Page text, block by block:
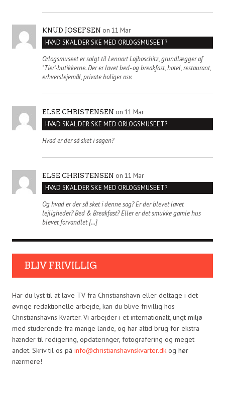
KNUD JOSEFSEN on 11 Mar
HVAD SKAL DER SKE MED ORLOGSMUSEET?
Orlogsmuseet er solgt til Lennart Lajboschitz, grundlægger af
"Tier"-butikkerne. Der er lavet bed- og breakfast, hotel, restaurant,
erhverslejemål, private boliger osv.
ELSE CHRISTENSEN on 11 Mar
HVAD SKAL DER SKE MED ORLOGSMUSEET?
Hvad er der så sket i sagen?
ELSE CHRISTENSEN on 11 Mar
HVAD SKAL DER SKE MED ORLOGSMUSEET?
Og hvad er der så sket i denne sag? Er der blevet lavet
lejligheder? Bed & Breakfast? Eller er det smukke gamle hus
blevet forvandlet […]
BLIV FRIVILLIG
Har du lyst til at lave TV fra Christianshavn eller deltage i det
øvrige redaktionelle arbejde, kan du blive frivillig hos
Christianshavns Kvarter. Vi arbejder i et internationalt, ungt miljø
med studerende fra mange lande, og har altid brug for ekstra
hænder til redigering, opdateringer, fotografering og meget
andet. Skriv til os på info@christianshavnskvarter.dk og hør
nærmere!